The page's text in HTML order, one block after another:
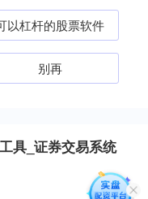
以杠杆的股票软件
别再
具_证券交易系统